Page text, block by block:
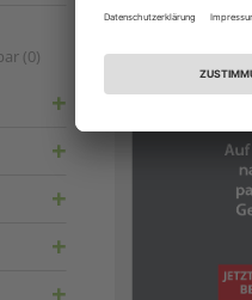
(0)